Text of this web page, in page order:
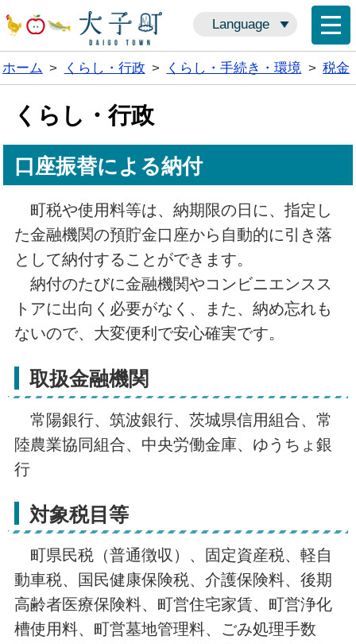
Language
ホーム > くらし・行政 > くらし・手続き・環境 > 税金
くらし・行政
口座振替による納付
町税や使用料等は、納期限の日に、指定し
た金融機関の預貯金口座から自動的に引き落
として納付することができます。
納付のたびに金融機関やコンビニエンスス
トアに出向く必要がなく、また、納め忘れも
ないので、大変便利で安心確実です。
取扱金融機関
常陽銀行、筑波銀行、茨城県信用組合、常
陸農業協同組合、中央労働金庫、ゆうちょ銀
行
対象税目等
町県民税（普通徴収）、固定資産税、軽自
動車税、国民健康保険税、介護保険料、後期
高齢者医療保険料、町営住宅家賃、町営浄化
槽使用料、町営墓地管理料、ごみ処理手数